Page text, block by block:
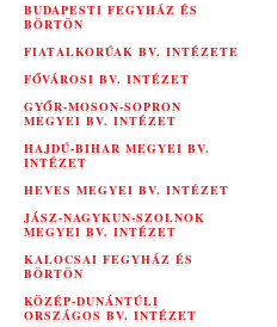
BUDAPESTI FEGYHÁZ ÉS
BÖRTÖN
FIATALKORÚAK BV. INTÉZETE
FŐVÁROSI BV. INTÉZET
GYŐR-MOSON-SOPRON
MEGYEI BV. INTÉZET
HAJDÚ-BIHAR MEGYEI BV.
INTÉZET
HEVES MEGYEI BV. INTÉZET
JÁSZ-NAGYKUN-SZOLNOK
MEGYEI BV. INTÉZET
KALOCSAI FEGYHÁZ ÉS
BÖRTÖN
KÖZÉP-DUNÁNTÚLI
ORSZÁGOS BV. INTÉZET